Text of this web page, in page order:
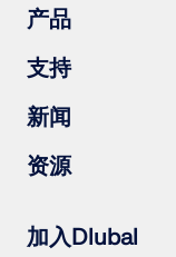
钢筋混凝土结构
钢结构
木结构
钢结构节点
产品
RFEM 6
RSTAB 9
RSECTION 1
RWIND 3
支持
常见问题（FAQs）
提出具体问题
雪荷载、风速和地震
联系销售团队
新闻
订阅新闻简报
最新资讯
在线培训
资源
上传客户项目
客户项目
加入Dlubal